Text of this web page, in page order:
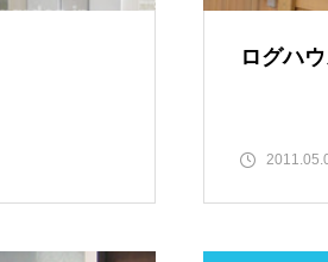
ログハ